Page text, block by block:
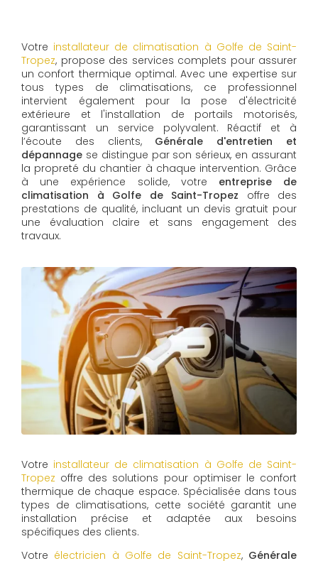
Votre installateur de climatisation à Golfe de Saint-
Tropez, propose des services complets pour assurer
un confort thermique optimal. Avec une expertise sur
tous types de climatisations, ce professionnel
intervient également pour la pose d'électricité
extérieure et l'installation de portails motorisés,
garantissant un service polyvalent. Réactif et à
l’écoute des clients, Générale d'entretien et
dépannage se distingue par son sérieux, en assurant
la propreté du chantier à chaque intervention. Grâce
à une expérience solide, votre entreprise de
climatisation à Golfe de Saint-Tropez offre des
prestations de qualité, incluant un devis gratuit pour
une évaluation claire et sans engagement des
travaux.
Votre installateur de climatisation à Golfe de Saint-
Tropez offre des solutions pour optimiser le confort
thermique de chaque espace. Spécialisée dans tous
types de climatisations, cette société garantit une
installation précise et adaptée aux besoins
spécifiques des clients.
Votre électricien à Golfe de Saint-Tropez, Générale